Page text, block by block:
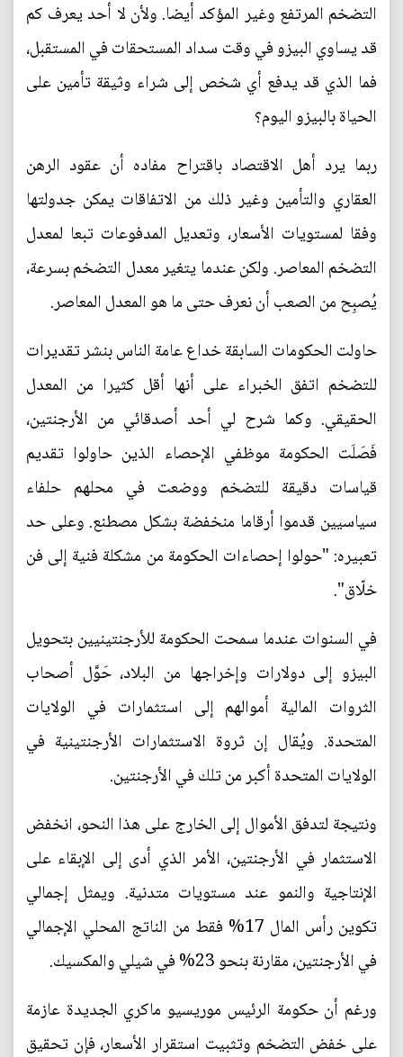
التضخم المرتفع وغير المؤكد أيضا. ولأن لا أحد يعرف كم
قد يساوي البيزو في وقت سداد المستحقات في المستقبل،
فما الذي قد يدفع أي شخص إلى شراء وثيقة تأمين على
الحياة بالبيزو اليوم؟
ربما يرد أهل الاقتصاد باقتراح مفاده أن عقود الرهن
العقاري والتأمين وغير ذلك من الاتفاقات يمكن جدولتها
وفقا لمستويات الأسعار، وتعديل المدفوعات تبعا لمعدل
التضخم المعاصر. ولكن عندما يتغير معدل التضخم بسرعة،
يُصبِح من الصعب أن نعرف حتى ما هو المعدل المعاصر.
حاولت الحكومات السابقة خداع عامة الناس بنشر تقديرات
للتضخم اتفق الخبراء على أنها أقل كثيرا من المعدل
الحقيقي. وكما شرح لي أحد أصدقائي من الأرجنتين،
فَصَلَت الحكومة موظفي الإحصاء الذين حاولوا تقديم
قياسات دقيقة للتضخم ووضعت في محلهم حلفاء
سياسيين قدموا أرقاما منخفضة بشكل مصطنع. وعلى حد
تعبيره: "حولوا إحصاءات الحكومة من مشكلة فنية إلى فن
خلّاق".
في السنوات عندما سمحت الحكومة للأرجنتينيين بتحويل
البيزو إلى دولارات وإخراجها من البلاد، حَوَّل أصحاب
الثروات المالية أموالهم إلى استثمارات في الولايات
المتحدة. ويُقال إن ثروة الاستثمارات الأرجنتينية في
الولايات المتحدة أكبر من تلك في الأرجنتين.
ونتيجة لتدفق الأموال إلى الخارج على هذا النحو، انخفض
الاستثمار في الأرجنتين، الأمر الذي أدى إلى الإبقاء على
الإنتاجية والنمو عند مستويات متدنية. ويمثل إجمالي
تكوين رأس المال 17% فقط من الناتج المحلي الإجمالي
في الأرجنتين، مقارنة بنحو 23% في شيلي والمكسيك.
ورغم أن حكومة الرئيس موريسيو ماكري الجديدة عازمة
على خفض التضخم وتثبيت استقرار الأسعار، فإن تحقيق